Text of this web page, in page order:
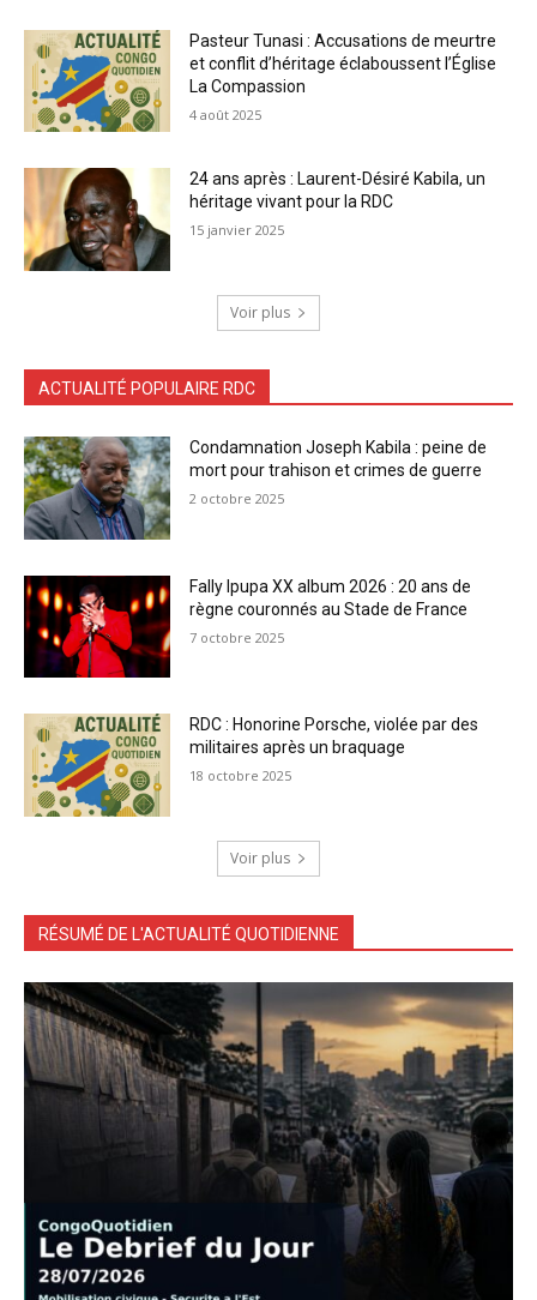
Pasteur Tunasi : Accusations de meurtre
et conflit d’héritage éclaboussent l’Église
La Compassion
4 août 2025
24 ans après : Laurent-Désiré Kabila, un
héritage vivant pour la RDC
15 janvier 2025
Voir plus
ACTUALITÉ POPULAIRE RDC
Condamnation Joseph Kabila : peine de
mort pour trahison et crimes de guerre
2 octobre 2025
Fally Ipupa XX album 2026 : 20 ans de
règne couronnés au Stade de France
7 octobre 2025
RDC : Honorine Porsche, violée par des
militaires après un braquage
18 octobre 2025
Voir plus
RÉSUMÉ DE L'ACTUALITÉ QUOTIDIENNE